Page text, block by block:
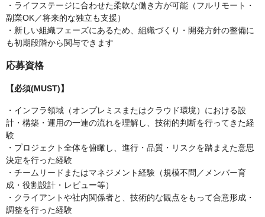
・ライフステージに合わせた柔軟な働き方が可能（フルリモート・
副業OK／将来的な独立も支援）
・新しい組織フェーズにあるため、組織づくり・開発方針の整備に
も初期段階から関与できます
応募資格
【必須(MUST)】
・インフラ領域（オンプレミスまたはクラウド環境）における設
計・構築・運用の一連の流れを理解し、技術的判断を行ってきた経
験
・プロジェクト全体を俯瞰し、進行・品質・リスクを踏まえた意思
決定を行った経験
・チームリードまたはマネジメント経験（規模不問／メンバー育
成・役割設計・レビュー等）
・クライアントや社内関係者と、技術的な観点をもって合意形成・
調整を行った経験